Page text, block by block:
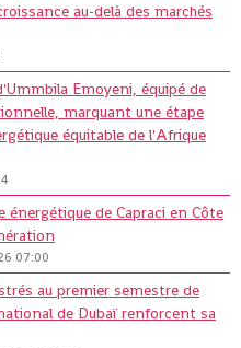
au-delà des marchés
Emoyeni, équipé de
marquant une étape
équitable de l'Afrique
énergétique de Capraci en Côte
07:00
au premier semestre de
de Dubaï renforcent sa